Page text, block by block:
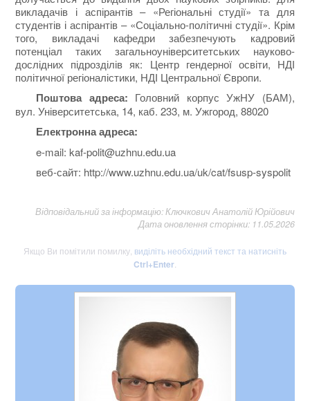
викладачів і аспірантів – «Регіональні студії» та для
студентів і аспірантів – «Соціально-політичні студії». Крім
того, викладачі кафедри забезпечують кадровий
потенціал таких загальноуніверситетських науково-
дослідних підрозділів як: Центр гендерної освіти, НДІ
політичної регіоналістики, НДІ Центральної Європи.
Поштова адреса: Головний корпус УжНУ (БАМ),
вул. Університетська, 14, каб. 233, м. Ужгород, 88020
Електронна адреса:
e-mail: kaf-polit@uzhnu.edu.ua
веб-сайт: http://www.uzhnu.edu.ua/uk/cat/fsusp-syspolit
Відповідальний за інформацію: Ключкович Анатолій Юрійович
Дата оновлення сторінки: 11.05.2026
Якщо Ви помітили помилку, виділіть необхідний текст та натисніть
Ctrl+Enter